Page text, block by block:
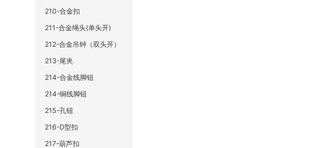
210-合金扣
211-合金绳头(单头开)
212-合金吊钟（双头开）
213-尾夹
214-合金线脚钮
214-铜线脚钮
215-孔钮
216-D型扣
217-葫芦扣